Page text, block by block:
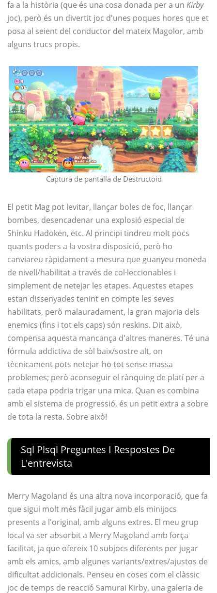
fa a la història (que és una cosa donada per a un Kirby
joc), però és un divertit joc d'unes poques hores que et
posa al seient del conductor del mateix Magolor, amb
alguns trucs propis.
Captura de pantalla de Destructoid
El petit Mag pot levitar, llançar boles de foc, llançar
bombes, desencadenar una explosió especial de
Shinku Hadoken, etc. Al principi tindreu molt pocs
quants poders a la vostra disposició, però ho
canviareu ràpidament a mesura que guanyeu moneda
de nivell/habilitat a través de col·leccionables i
simplement de netejar les etapes. Aquestes etapes
estan dissenyades tenint en compte les seves
habilitats, però malauradament, la gran majoria dels
enemics (fins i tot els caps) són reskins. Dit això,
compensa aquesta mancança d'altres maneres. Té una
fórmula addictiva de sòl baix/sostre alt, on
tècnicament pots netejar-ho tot sense massa
problemes; però aconseguir el rànquing de platí per a
cada etapa podria trigar una mica. Quan es combina
amb el sistema de progressió, és un petit extra a sobre
de tota la resta. Sobre això!
Sql Plsql Preguntes I Respostes De
L'entrevista
Merry Magoland és una altra nova incorporació, que fa
que sigui molt més fàcil jugar amb els minijocs
presents a l'original, amb alguns extres. El meu grup
local va ser absorbit a Merry Magoland amb força
facilitat, ja que ofereix 10 subjocs diferents per jugar
amb els amics, amb algunes variants/extres/ajustos de
dificultat addicionals. Penseu en coses com el clàssic
joc de temps de reacció Samurai Kirby, una galeria de